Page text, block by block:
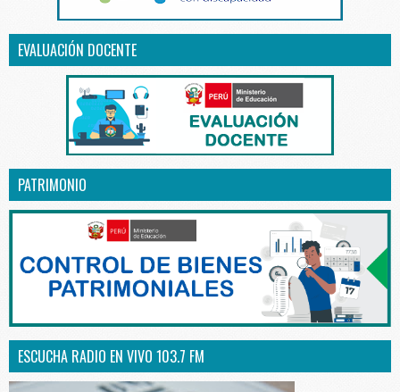
EVALUACIÓN DOCENTE
PATRIMONIO
ESCUCHA RADIO EN VIVO 103.7 FM